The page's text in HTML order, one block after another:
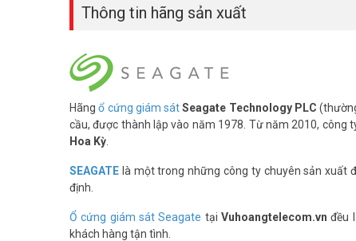
Thông tin hãng sản xuất
Hãngổ cứng giám sát Seagate Technology PLC
cầu, được thành lập vào năm 1978. Từ năm 2010, công
Hoa Kỳ
SEAGATE là một trong những công ty chuyên sản xuất
định.
Ổ cứng giám sát Seagate tạiVuhoangtelecom.vn đều
khách hàng tận tình.